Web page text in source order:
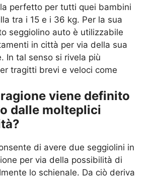
perfetto per tutti quei bambini
tra i 15 e i 36 kg. Per la sua
seggiolino auto è utilizzabile
in città per via della sua
In tal senso si rivela più
tragitti brevi e veloci come
viene definito
dalle molteplici
di avere due seggiolini in
per via della possibilità di
lo schienale. Da ciò deriva